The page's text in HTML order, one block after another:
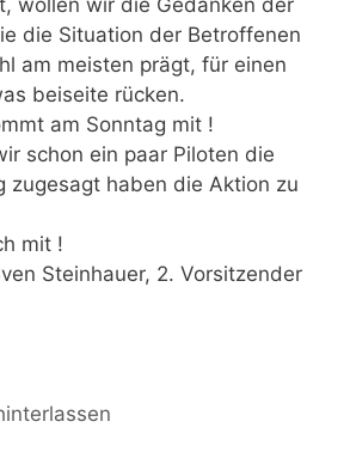
wollen wir die Gedanken der
die Situation der Betroffenen
am meisten prägt, für einen
beiseite rücken.
am Sonntag mit !
schon ein paar Piloten die
zugesagt haben die Aktion zu
mit !
Steinhauer, 2. Vorsitzender